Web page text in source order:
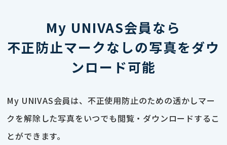
My UNIVAS会員なら
不正防止マークなしの写真をダウ
ンロード可能
My UNIVAS会員は、不正使用防止のための透かしマー
クを解除した写真をいつでも閲覧・ダウンロードするこ
とができます。